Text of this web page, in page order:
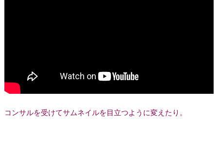
コンサルを受けてサムネイルを目立つように変えたり。